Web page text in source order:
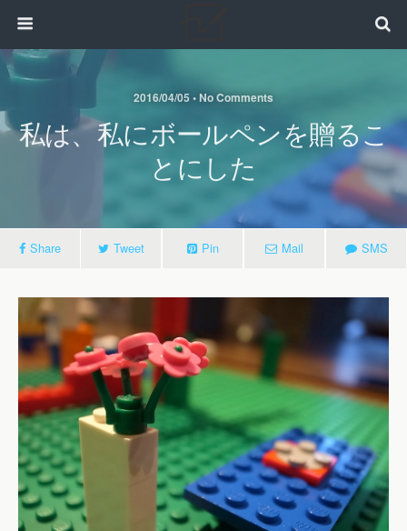
2016/04/05 • No Comments
私は、私にボールペンを贈るこ
とにした
Share Tweet Pin Mail SMS